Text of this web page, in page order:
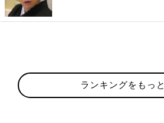
暑い夏から涼しい秋に変わるので、赤ち
なるので、軽い布団をかけてあげましょ
グウォーマーをつけてあげるといいで
で、完全におおってしまうのはよくあり
ランキングをもっ